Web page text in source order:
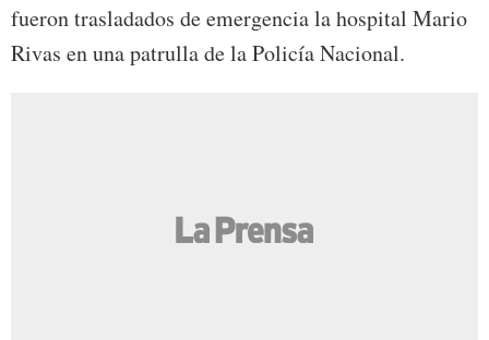
fueron trasladados de emergencia la hospital Mario
Rivas en una patrulla de la Policía Nacional.